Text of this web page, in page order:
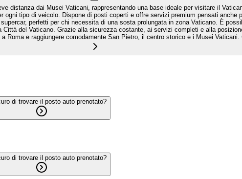
distanza dai Musei Vaticani, rappresentando una base ideale per visitare il
tipo di veicolo. Dispone di posti coperti e offre servizi premium pensati anche
perfetti per chi necessita di una sosta prolungata in zona Vaticano. È
del Vaticano. Grazie alla sicurezza costante, ai servizi completi e alla
Roma e raggiungere comodamente San Pietro, il centro storico e i Musei
di trovare il posto auto prenotato?
di trovare il posto auto prenotato?